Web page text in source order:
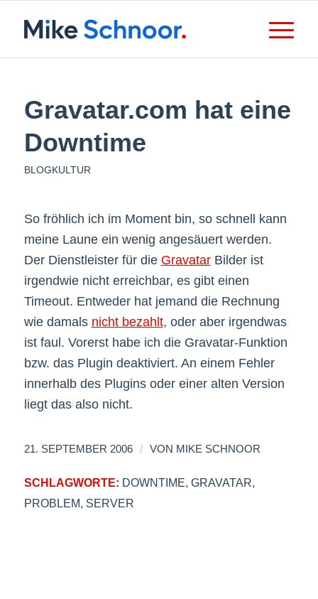
Gravatar.com hat eine
Downtime
BLOGKULTUR
So fröhlich ich im Moment bin, so schnell kann
meine Laune ein wenig angesäuert werden.
Der Dienstleister für die GravatarBilder ist
irgendwie nicht erreichbar, es gibt einen
Timeout. Entweder hat jemand die Rechnung
wie damals nicht bezahlt, oder aber irgendwas
ist faul. Vorerst habe ich die Gravatar-Funktion
bzw. das Plugin deaktiviert. An einem Fehler
innerhalb des Plugins oder einer alten Version
liegt das also nicht.
21. SEPTEMBER 2006 / VON MIKE SCHNOOR
SCHLAGWORTE: DOWNTIME GRAVATAR
PROBLEM SERVER